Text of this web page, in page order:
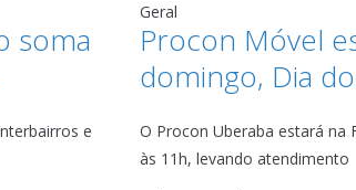
soma
e
Geral
Procon Móvel
domingo, Dia
O Procon Uberaba estará na
às 11h, levando atendimento